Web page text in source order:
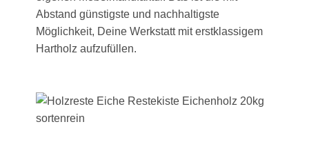
Abstand günstigste und nachhaltigste
Möglichkeit, Deine Werkstatt mit erstklassigem
Hartholz aufzufüllen.